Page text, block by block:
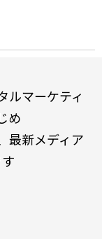
ルマーケティ
め
最新メディア